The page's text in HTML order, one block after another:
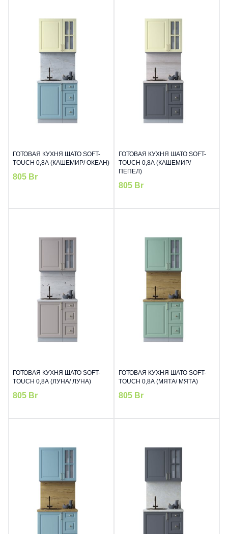
ГОТОВАЯ КУХНЯ ШАТО SOFT-
TOUCH 0,8А (КАШЕМИР/ ОКЕАН)
805 Br
ГОТОВАЯ КУХНЯ ШАТО SOFT-
TOUCH 0,8А (КАШЕМИР/
ПЕПЕЛ)
805 Br
ГОТОВАЯ КУХНЯ ШАТО SOFT-
TOUCH 0,8А (ЛУНА/ ЛУНА)
805 Br
ГОТОВАЯ КУХНЯ ШАТО SOFT-
TOUCH 0,8А (МЯТА/ МЯТА)
805 Br